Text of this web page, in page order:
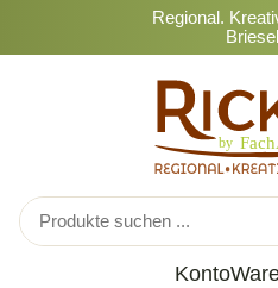
Regional.
Konto